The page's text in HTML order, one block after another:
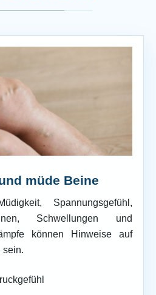
müde Beine
Spannungsgefühl,
Schwellungen und
können Hinweise auf
sein.